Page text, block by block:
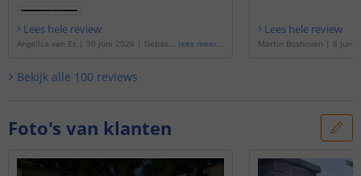
hebben het echter gewoon doorstaan, dus
met de waterdichtheid zit het goed.
op de verzendtijd is niets aan te merken. Ik
Lees hele review
Angelica van Es | 30 juni 2026 | Gebase
uks
lees meer...
Lees hele review
Martin Boshoven | 8 juni
Bekijk alle 100 reviews
Foto's van klanten